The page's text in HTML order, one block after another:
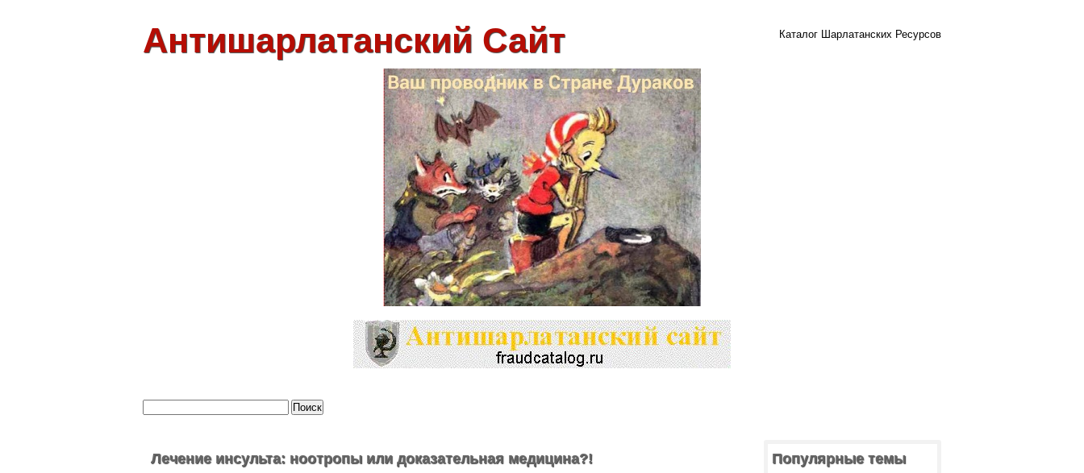
Антишарлатанский Сайт Каталог Шарлатанских Ресурсов
Лечение инсульта: ноотропы или доказательная медицина?! Популярные темы